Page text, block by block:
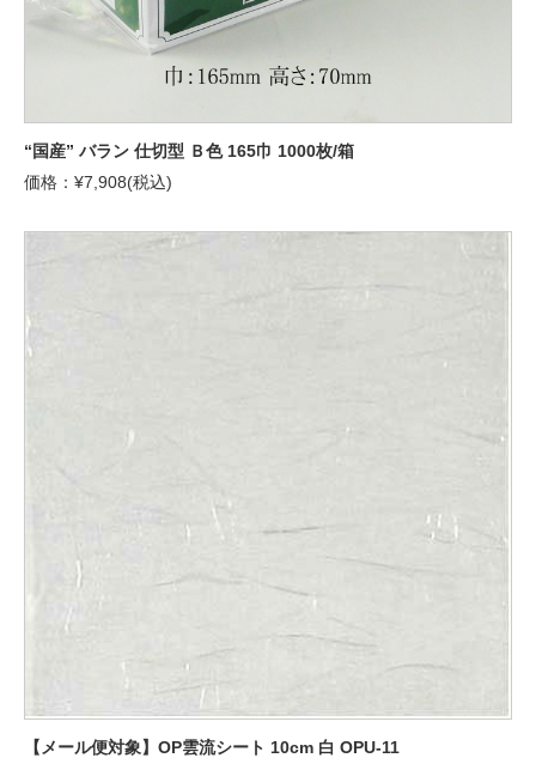
“国産” バラン 仕切型 Ｂ色 165巾 1000枚/箱
価格：¥7,908(税込)
【メール便対象】OP雲流シート 10cm 白 OPU-11